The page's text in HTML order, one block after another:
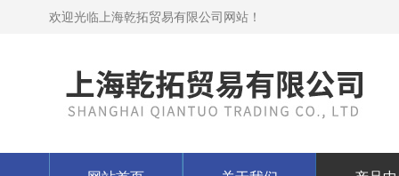
欢迎光临上海乾拓贸易有限公司网站！